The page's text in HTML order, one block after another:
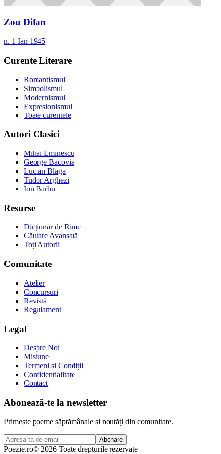
Zou Difan
n. 1 Ian 1945
Curente Literare
Romantismul
Simbolismul
Modernismul
Expresionismul
Toate curentele
Autori Clasici
Mihai Eminescu
George Bacovia
Lucian Blaga
Tudor Arghezi
Ion Barbu
Resurse
Dicționar de Rime
Căutare Avansată
Toți Autorii
Comunitate
Atelier
Concursuri
Revistă
Regulament
Legal
Despre Noi
Misiune
Termeni și Condiții
Confidențialitate
Contact
Abonează-te la newsletter
Primește poeme săptămânale și noutăți din comunitate.
Abonare
Poezie.ro© 2026 Toate drepturile rezervate